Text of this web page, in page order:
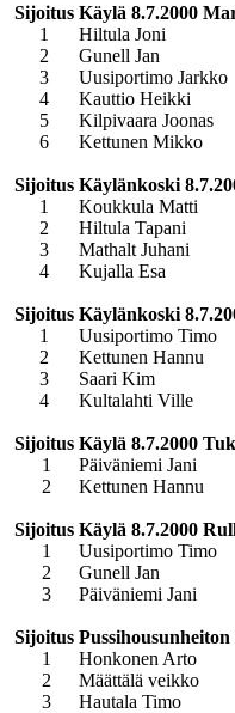
Sijoitus Käylä 8.7.2000
1
Hiltula Joni
2
Gunell Jan
3
Uusiportimo Jarkko
4
Kauttio Heikki
5
Kilpivaara Joonas
6
Kettunen Mikko
Sijoitus Käylänkoski
1
Koukkula Matti
2
Hiltula Tapani
3
Mathalt Juhani
4
Kujalla Esa
Sijoitus Käylänkoski
1
Uusiportimo Timo
2
Kettunen Hannu
3
Saari Kim
4
Kultalahti Ville
Sijoitus Käylä 8.7.2000
1
Päiväniemi Jani
2
Kettunen Hannu
Sijoitus Käylä 8.7.2000
1
Uusiportimo Timo
2
Gunell Jan
3
Päiväniemi Jani
Sijoitus
1
Honkonen Arto
2
Määttälä veikko
3
Hautala Timo